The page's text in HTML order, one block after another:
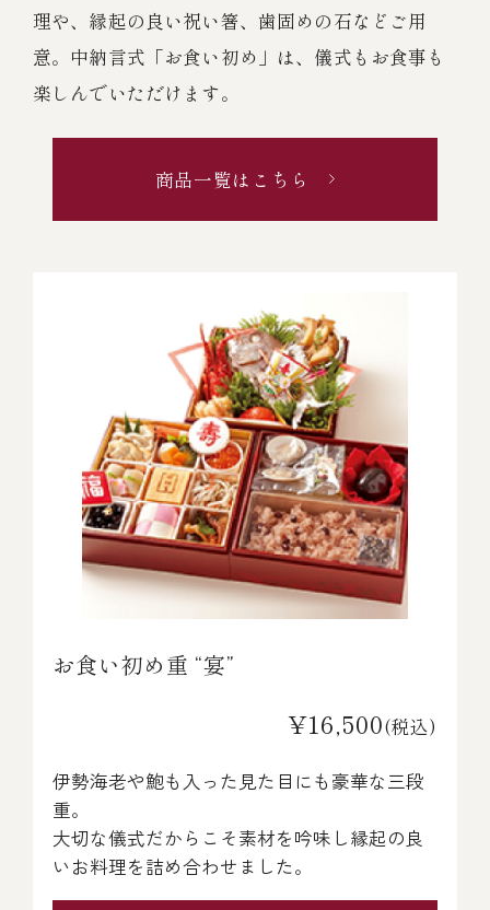
理や、縁起の良い祝い箸、歯固めの石などご用
意。 中納言式「お食い初め」は、儀式もお食事も
楽しんでいただけます。
商品一覧はこちら
お食い初め重 “宴”
¥16,500(税込)
伊勢海老や鮑も入った見た目にも豪華な三段
重。
大切な儀式だからこそ素材を吟味し縁起の良
いお料理を詰め合わせました。